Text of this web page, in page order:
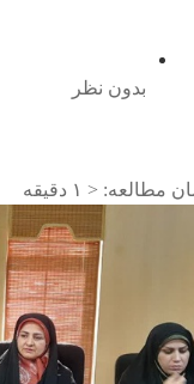
بدون نظر
مطالعه: < ۱ دقیقه